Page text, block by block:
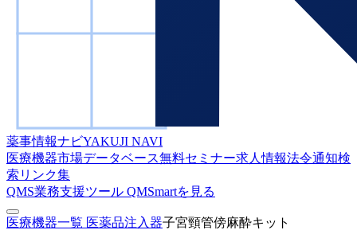
薬事情報ナビYAKUJI NAVI
医療機器市場データベース無料セミナー求人情報法令通知検
索 リンク集
QMS業務支援ツール QMSmartを見る
医療機器一覧 医薬品注入器子宮頸管傍麻酔キット